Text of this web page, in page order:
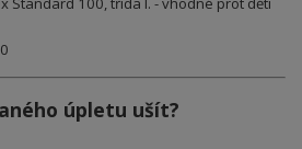
úpletu ušít?